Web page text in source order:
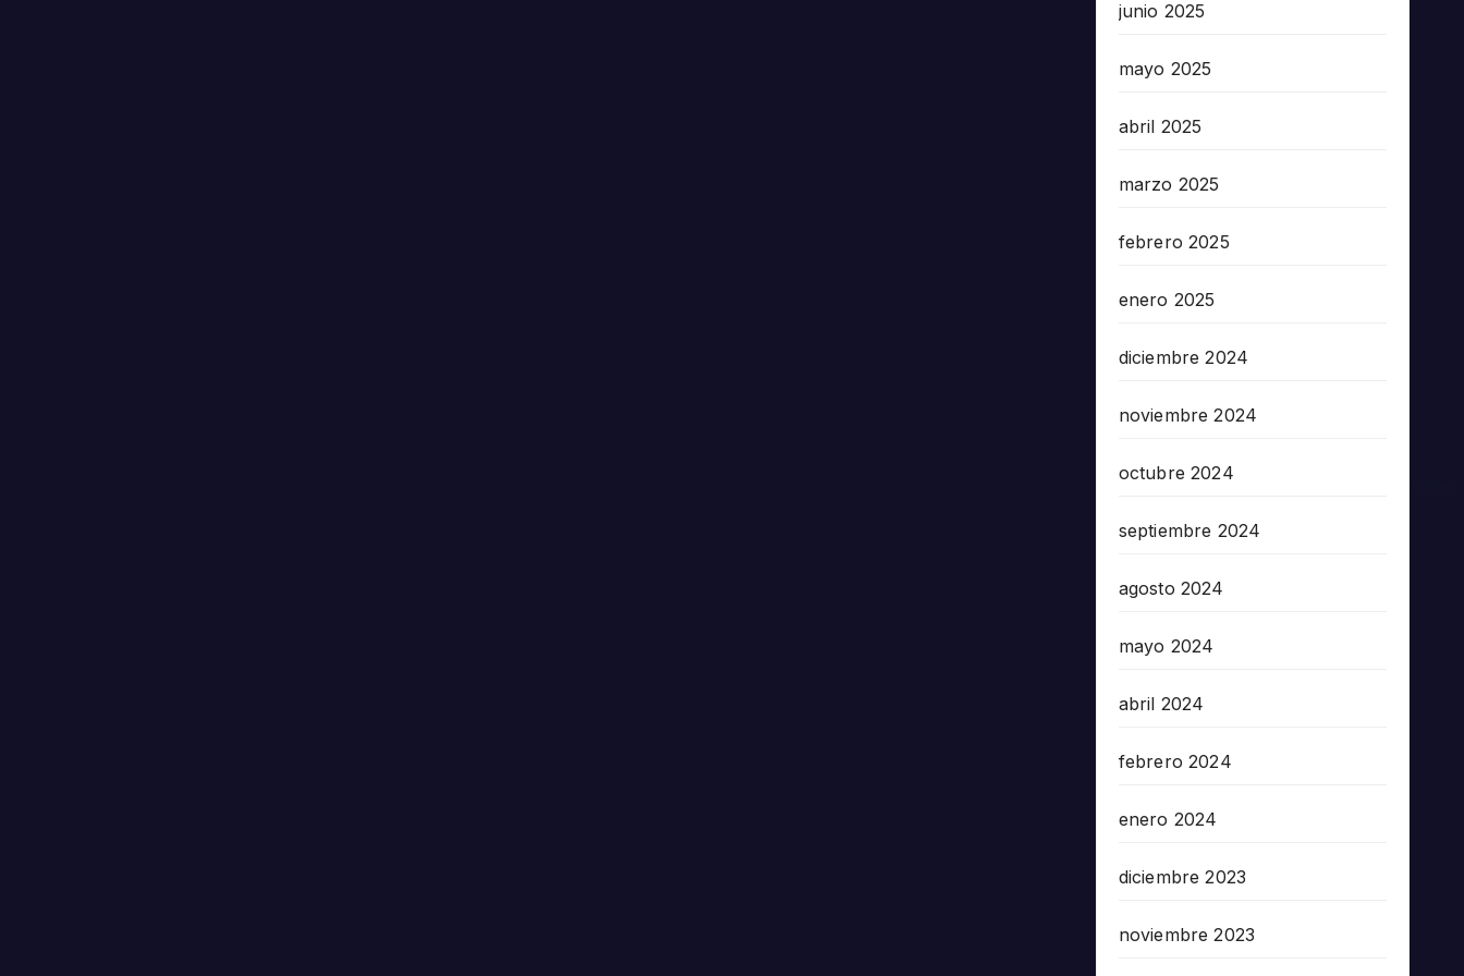
junio 2025
mayo 2025
abril 2025
marzo 2025
febrero 2025
enero 2025
diciembre 2024
noviembre 2024
octubre 2024
septiembre 2024
agosto 2024
mayo 2024
abril 2024
febrero 2024
enero 2024
diciembre 2023
noviembre 2023